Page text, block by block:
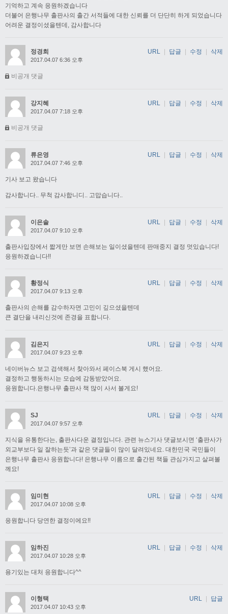
기억하고 계속 응원하겠습니다
더불어 은행나무 출판사의 출간 서적들에 대한 신뢰를 더 단단히 하게 되었습니다
어려운 결정이셨을텐데, 감사합니다
정경희
2017.04.07 6:36 오후
비공개 댓글
URL 답글 수정 삭제
강지혜
2017.04.07 7:18 오후
비공개 댓글
URL 답글 수정 삭제
류은영
2017.04.07 7:46 오후
기사 보고 왔습니다
감사합니다.. 무척 감사합니디.. 고맙습니다..
URL 답글 수정 삭제
이은솔
2017.04.07 9:10 오후
출판사입장에서 짧게만 보면 손해보는 일이셨을텐데 판매중지 결정 멋있습니다!
응원하겠습니다!!
URL | 답글 | 수정 | 삭제
황정식
2017.04.07 9:13 오후
출판사의 손해를 감수하자면 고민이 깊으셨을텐데
큰 결단을 내리신것에 존경을 표합니다.
URL 답글 수정 삭제
김은지
2017.04.07 9:23 오후
네이버뉴스 보고 검색해서 찾아와서 페이스북 게시 했어요.
결정하고 행동하시는 모습에 감동받았어요.
응원합니다.은행나무 출판사 책 많이 사서 볼게요!
URL 답글 수정 삭제
SJ
2017.04.07 9:57 오후
지식을 유통한다는, 출판사다운 결정입니다. 관련 뉴스기사 댓글보시면 ‘출판사가
외교부보다 일 잘하는듯’과 같은 댓글들이 많이 달려있네요. 대한민국 국민들이
은행나무 출판사 응원합니다! 은행나무 이름으로 출간된 책들 관심가지고 살펴볼
께요!
URL 답글 수정 삭제
임미현
2017.04.07 10:08 오후
응원합니다 당연한 결정이에요!!
URL | 답글 | 수정 | 삭제
임하진
2017.04.07 10:28 오후
용기있는 대처 응원합니다^^
URL | 답글 | 수정 | 삭제
이형택
2017.04.07 10:43 오후
URL 답글